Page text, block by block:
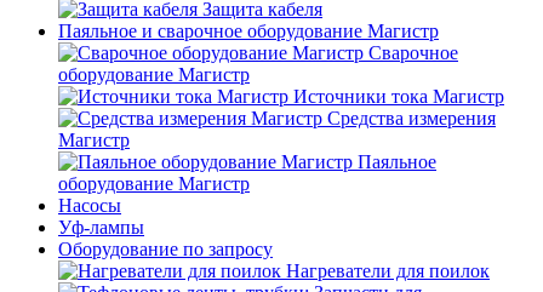
Защита кабеля
Паяльное и сварочное оборудование Магистр
Сварочное
оборудование Магистр
Источники тока Магистр
Средства измерения
Магистр
Паяльное
оборудование Магистр
Насосы
Уф-лампы
Оборудование по запросу
Нагреватели для поилок